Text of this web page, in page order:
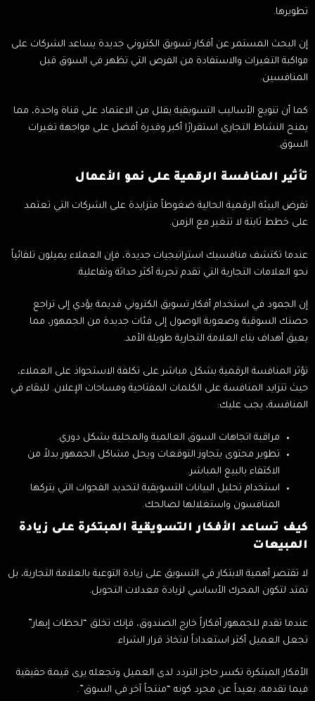
تطويرها.
إن البحث المستمر عن أفكار تسويق الكتروني جديدة يساعد الشركات على
مواكبة التغيرات والاستفادة من الفرص التي تظهر في السوق قبل
المنافسين.
كما أن تنويع الأساليب التسويقية يقلل من الاعتماد على قناة واحدة، مما
يمنح النشاط التجاري استقرارًا أكبر وقدرة أفضل على مواجهة تغيرات
السوق.
تأثير المنافسة الرقمية على نمو الأعمال
تفرض البيئة الرقمية الحالية ضغوطاً متزايدة على الشركات التي تعتمد
على خطط ثابتة لا تتغير مع الزمن.
عندما تكتشف منافسيك استراتيجيات جديدة، فإن العملاء يميلون تلقائياً
نحو العلامات التجارية التي تقدم تجربة أكثر حداثة وتفاعلية.
إن الجمود في استخدام أفكار تسويق الكتروني قديمة يؤدي إلى تراجع
حصتك السوقية وصعوبة الوصول إلى فئات جديدة من الجمهور، مما
يعيق أهداف بناء العلامة التجارية طويلة الأمد.
تؤثر المنافسة الرقمية بشكل مباشر على تكلفة الاستحواذ على العملاء،
حيث تتزايد المنافسة على الكلمات المفتاحية ومساحات الإعلان. للبقاء في
المنافسة، يجب عليك:
مراقبة اتجاهات السوق العالمية والمحلية بشكل دوري.
تطوير محتوى يتجاوز التوقعات ويحل مشاكل الجمهور بدلاً من
الاكتفاء بالبيع المباشر.
استخدام تحليل البيانات التسويقية لتحديد الفجوات التي يتركها
المنافسون واستغلالها لصالحك.
كيف تساعد الأفكار التسويقية المبتكرة على زيادة
المبيعات
لا تقتصر أهمية الابتكار في التسويق على زيادة التوعية بالعلامة التجارية، بل
تمتد لتكون المحرك الأساسي لزيادة معدلات التحويل.
عندما تقدم للجمهور أفكاراً خارج الصندوق، فإنك تخلق “لحظات إبهار”
تجعل العميل أكثر استعداداً لاتخاذ قرار الشراء.
الأفكار المبتكرة تكسر حاجز التردد لدى العميل وتجعله يرى قيمة حقيقية
فيما تقدمه، بعيداً عن مجرد كونه “منتجاً آخر في السوق”.